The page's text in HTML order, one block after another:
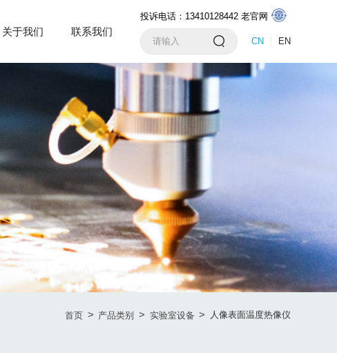
关于我们 联系我们
投诉电话：13410128442 老官网
CN EN
首页 > 产品类别 > 实验室设备 > 人像表面温度热像仪